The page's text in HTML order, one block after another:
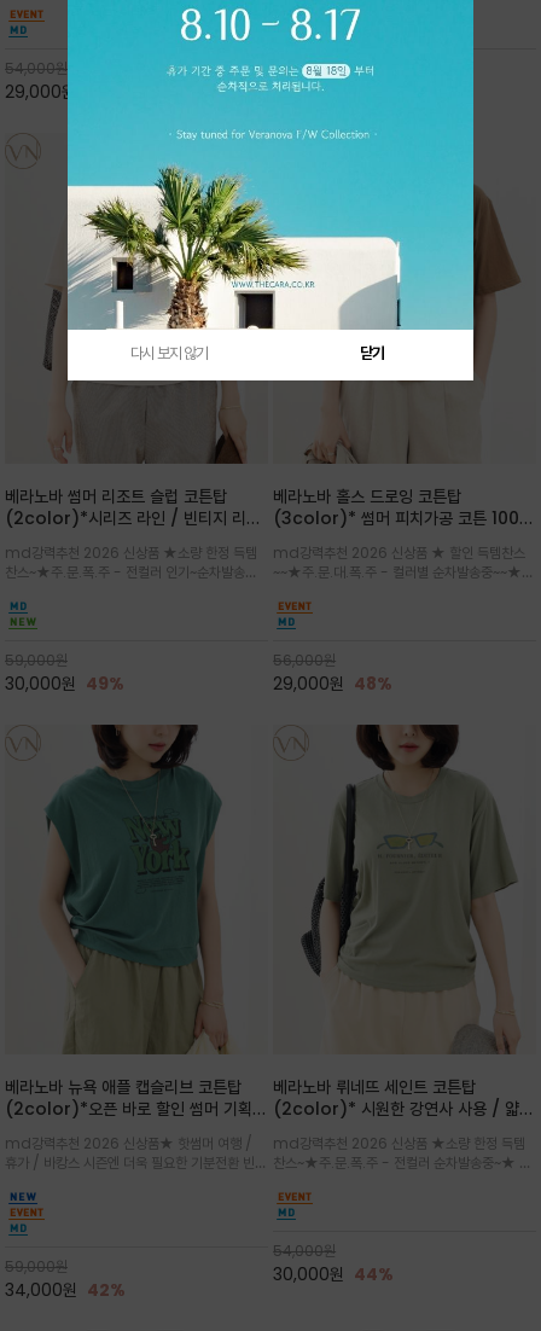
안함을 동시에 느낄수 있으며 차분하고 필요한
컬러웨이로 단독 또는 린넨 자켓/ 여름점퍼 안에
코디하기 만능템 입니다^^
54,000원
29,000원
핏 강연티셔츠
한 착용감을 선사하며, 자연스럽게 떨어지는 실루
엣이 편안하며 ★도회적인 무드로 루즈하게 단독
65,000원
30,000
베라노바 썸머 리조트 슬럽 코튼탑
(2color)*시리즈 라인 / 빈티지 리조
는 가벼운 코튼 터치의 반팔 티셔츠입니
다
md강력추천 2026 신상품 ★소량 한정 득템
찬스~★주.문.폭.주 - 전컬러 인기~순차발송중
아(Sepia)나 파스텔 톤의 해변 풍경으로 세련
된 뮤트톤 컬러 팔레트로 빈티지한 무드의 선샤
인 프린트가 더해져 담백하면서도 감각
59,000원
30,000원 49%
베라노바 홀스 드로잉 코튼탑
(3color)* 썸머 피치가공 코튼 100프
의 미를 살려 말의 윤곽선만 스케치하여
감성을 담은 아이템
md강력추천 2026 신상품 ★ 할인 득템찬스
~~★주.문.대.폭.주 - 컬러별 순차발송중~~★프
말(Horse) 드로잉 티셔츠는 여유로운 실루엣과
감각적인 아트워크로 고급스러운 여름 스타일링
을 완성할 수 있습니다
56,000원
29,000원 48%
베라노바 뉴욕 애플 캡슬리브 코튼탑
(2color)*오픈 바로 할인 썸머 기획
★ 한정수량 제작 ★ 강연 코튼으로 빈
티지 프린트로 여름 하의와 모두 잘어울
리는 그래픽
md강력추천 2026 신상품★ 핫썸머 여행 /
휴가 / 바캉스 시즌엔 더욱 필요한 기분전환 빈티
부에 산뜻하게 닿는 프리미엄 /답답함 없는 라운
드 넥라인과 자연스럽게 어깨를 감싸는 캡슬리브
디자인이 팔 라인을 더욱 날씬
59,000원
34,000원 42%
베라노바 뤼네뜨 세인트 코튼탑
(2color)* 시원한 강연사 사용 / 얇고
피부에 잘 달라붙지 않아 통기성이 탁월
md강력추천 2026 신상품 ★소량 한정 득템
찬스~★주.문.폭.주 - 전컬러 순차발송중~★ 감
라인과 여유 있는 스탠다드 핏으로 부담 없이 착
용/과하지 않은 프린트 디테일이 룩에 세련된 위
트를 더해 데일리 룩에 포인트
54,000원
30,000원 44%
다시 보지 않기 닫기